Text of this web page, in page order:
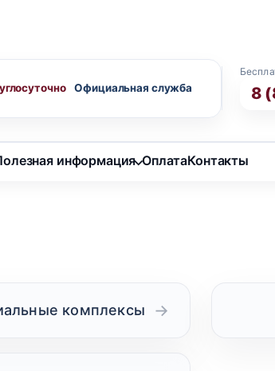
8
информация ОплатаКонтакты
комплексы